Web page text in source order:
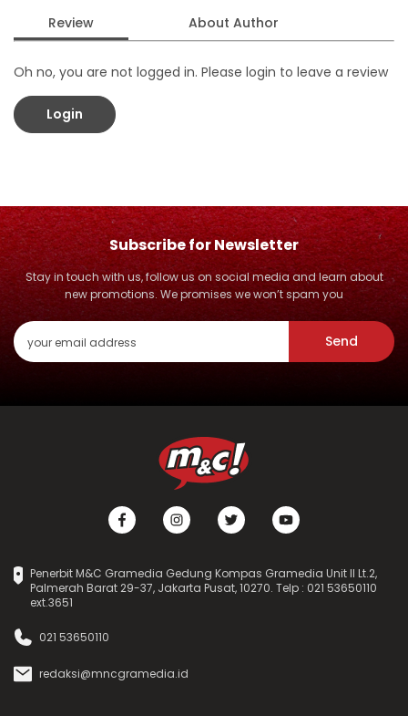
Review About Author
Oh no, you are not logged in. Please login to leave a review
Login
Subscribe for Newsletter
Stay in touch with us, follow us on social media and learn about
new promotions. We promises we won’t spam you
Send
Penerbit M&C Gramedia Gedung Kompas Gramedia Unit II Lt.2,
Palmerah Barat 29-37, Jakarta Pusat, 10270. Telp : 021 53650110
ext.3651
021 53650110
redaksi@mncgramedia.id